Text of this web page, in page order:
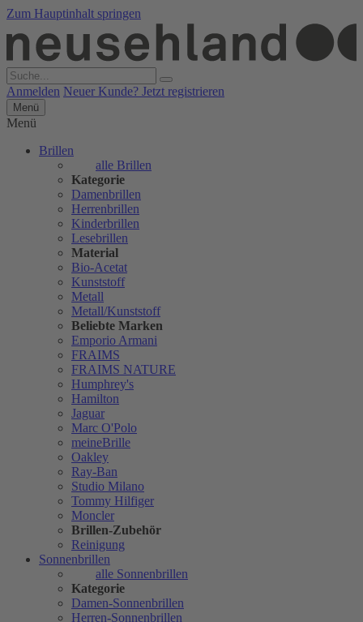
Zum Hauptinhalt springen
Anmelden Neuer Kunde? Jetzt registrieren
Menü
Menü
Brillen
alle Brillen
Kategorie
Damenbrillen
Herrenbrillen
Kinderbrillen
Lesebrillen
Material
Bio-Acetat
Kunststoff
Metall
Metall/Kunststoff
Beliebte Marken
Emporio Armani
FRAIMS
FRAIMS NATURE
Humphrey's
Hamilton
Jaguar
Marc O'Polo
meineBrille
Oakley
Ray-Ban
Studio Milano
Tommy Hilfiger
Moncler
Brillen-Zubehör
Reinigung
Sonnenbrillen
alle Sonnenbrillen
Kategorie
Damen-Sonnenbrillen
Herren-Sonnenbrillen